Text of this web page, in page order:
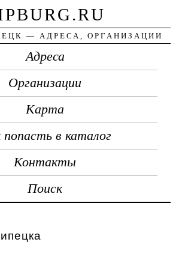
— АДРЕСА, ОРГАНИЗАЦИИ
Адреса
Организации
Карта
попасть в каталог
Контакты
Поиск